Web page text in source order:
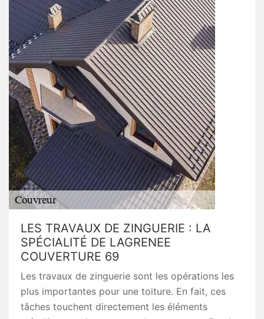
LES TRAVAUX DE ZINGUERIE : LA
SPÉCIALITÉ DE LAGRENEE
COUVERTURE 69
Les travaux de zinguerie sont les opérations les
plus importantes pour une toiture. En fait, ces
tâches touchent directement les éléments